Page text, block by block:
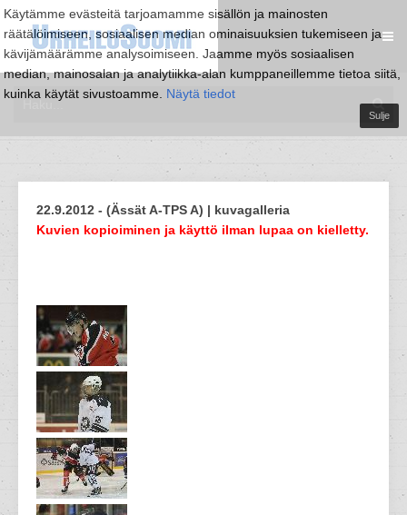
Käytämme evästeitä tarjoamamme sisällön ja mainosten
räätälöimiseen, sosiaalisen median ominaisuuksien tukemiseen ja
kävijämäärämme analysoimiseen. Jaamme myös sosiaalisen
median, mainosalan ja analytiikka-alan kumppaneillemme tietoa siitä,
kuinka käytät sivustoamme. Näytä tiedot
Sulje
22.9.2012 - (Ässät A-TPS A) | kuvagalleria
Kuvien kopioiminen ja käyttö ilman lupaa on kielletty.